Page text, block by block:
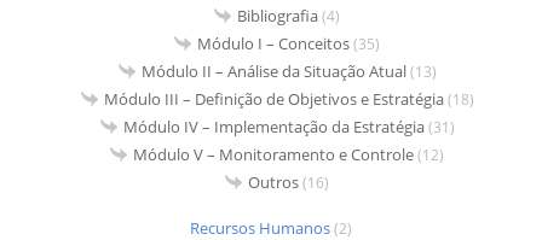
Bibliografia(4)
Módulo I – Conceitos(35)
Módulo II – Análise da Situação Atual(13)
Módulo III – Definição de Objetivos e Estratégia(18)
Módulo IV – Implementação da Estratégia(31)
Módulo V – Monitoramento e Controle(12)
Outros(16)
Recursos Humanos(2)